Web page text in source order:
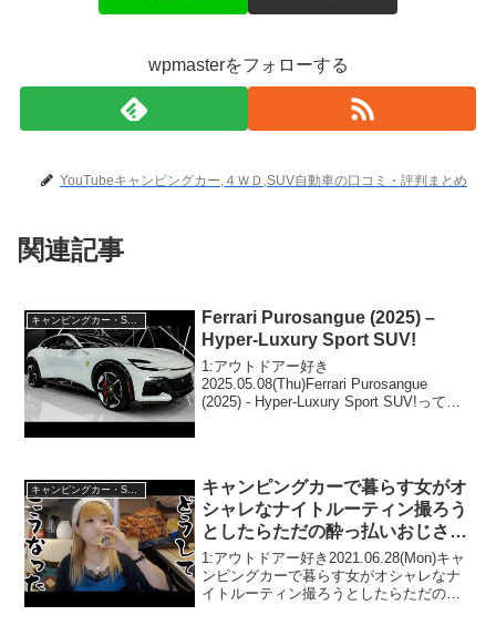
wpmasterをフォローする
YouTubeキャンピングカー,４ＷＤ,SUV自動車の口コミ・評判まとめ
関連記事
キャンピングカー・SUV人気車種
Ferrari Purosangue (2025) –
Hyper-Luxury Sport SUV!
1:アウトドアー好き
2025.05.08(Thu)Ferrari Purosangue
(2025) - Hyper-Luxury Sport SUV!って人
キャンピングカーで暮らす女がオ
シャレなナイトルーティン撮ろう
としたらただの酔っ払いおじさん
で泣いた
1:アウトドアー好き2021.06.28(Mon)キャ
ンピングカーで暮らす女がオシャレなナ
イトルーティン撮ろうとしたらただの酔